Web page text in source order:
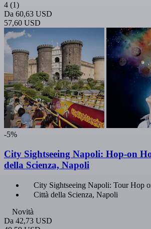
4 (1)
Da 60,63 USD
57,60 USD
-5%
City Sightseeing Napoli: Hop-on
della Scienza, Napoli
City Sightseeing Napoli: Tour Hop
Città della Scienza, Napoli
Novità
Da 42,73 USD